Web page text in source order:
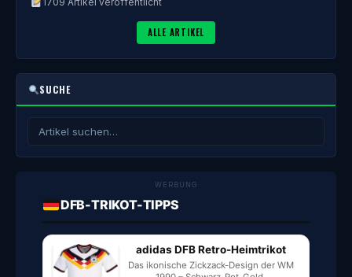
ALLE ARTIKEL
SUCHE
WERBUNG
DFB-TRIKOT-TIPPS
adidas DFB Retro-Heimtrikot
Das ikonische Zickzack-Design der WM